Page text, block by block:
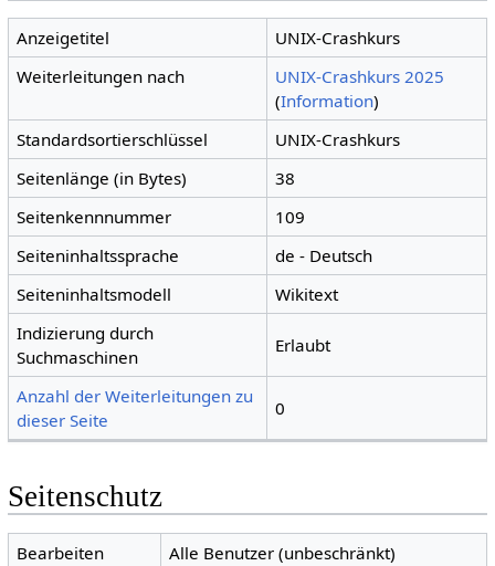
Anzeigetitel
UNIX-Crashkurs
Weiterleitungen nach
UNIX-Crashkurs 2025
(Information)
Standardsortierschlüssel
UNIX-Crashkurs
Seitenlänge (in Bytes)
38
Seitenkennnummer
109
Seiteninhaltssprache
de - Deutsch
Seiteninhaltsmodell
Wikitext
Indizierung durch
Suchmaschinen
Erlaubt
Anzahl der Weiterleitungen zu
dieser Seite
0
Seitenschutz
Bearbeiten
Alle Benutzer (unbeschränkt)